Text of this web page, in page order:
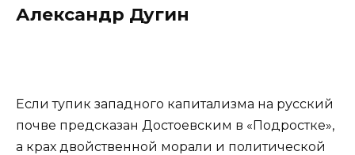
Александр Дугин
Если тупик западного капитализма на русский
почве предсказан Достоевским в «Подростке»,
а крах двойственной морали и политической